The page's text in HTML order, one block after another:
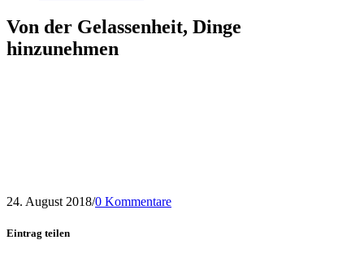
Von der Gelassenheit, Dinge
hinzunehmen
24. August 2018/0 Kommentare
Eintrag teilen